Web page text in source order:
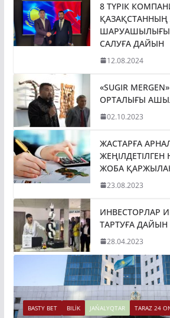
8 ТҮРІК
САЛУҒА ДАЙЫН
12.08.2024
«SUGIR
ОРТАЛЫҒЫ
02.10.2023
ЖАСТАРҒА
ЖОБА
23.08.2023
ИНВЕСТОРЛАР
ТАРТУҒА ДАЙЫН
28.04.2023
BASTY BET BILİK JAŃALYQTAR TARAZ 24